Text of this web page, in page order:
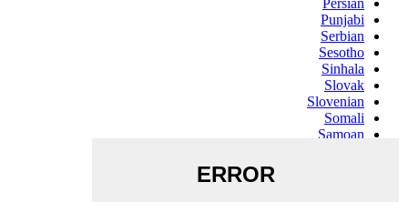
Punjabi
Serbian
Sesotho
Sinhala
Slovak
Slovenian
Somali
Samoan